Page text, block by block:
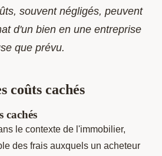
souvent négligés, peuvent
d'un bien en une entreprise
que prévu.
coûts cachés
cachés
le contexte de l'immobilier,
des frais auxquels un acheteur